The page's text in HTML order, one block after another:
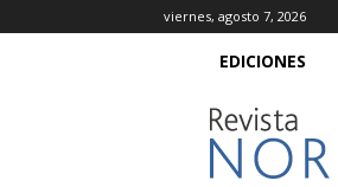
viernes, agosto 7, 2026
EDICIONES